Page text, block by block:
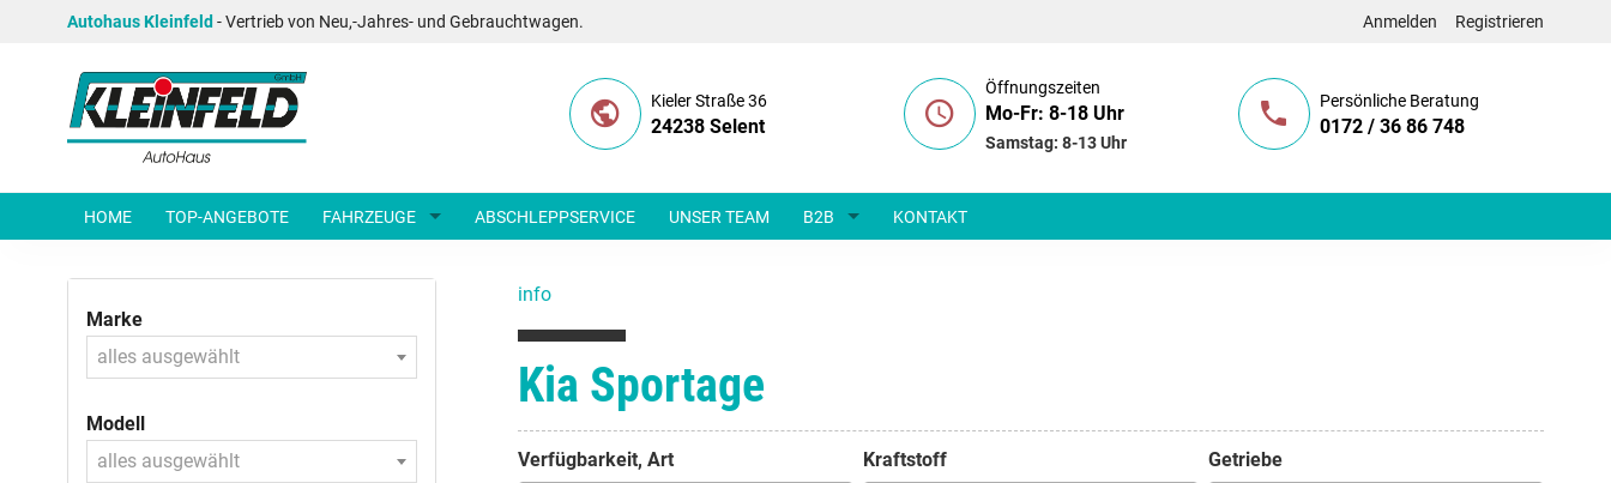
Autohaus Kleinfeld - Vertrieb von Neu,-Jahres- und Gebrauchtwagen. Anmelden Registrieren
Kieler Straße 36
24238 Selent
Öffnungszeiten
Mo-Fr: 8-18 Uhr
Samstag: 8-13 Uhr
Persönliche Beratung
0172 / 36 86 748
HOME TOP-ANGEBOTE FAHRZEUGE ABSCHLEPPSERVICE UNSER TEAM B2B KONTAKT
info
Kia Sportage
Verfügbarkeit, Art Kraftstoff Getriebe
Marke
alles ausgewählt
Modell
alles ausgewählt